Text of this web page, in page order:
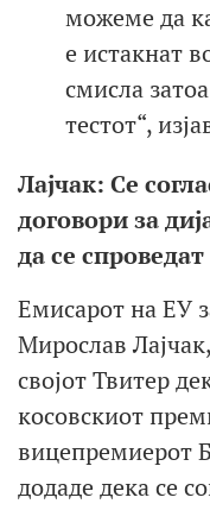
можеме да
е истакнат
смисла
тестот“,
Лајчак: Се
договори за
да се спроведат
Емисарот на ЕУ
Мирослав
својот Твитер
косовскиот
вицепремиерот
додаде дека се